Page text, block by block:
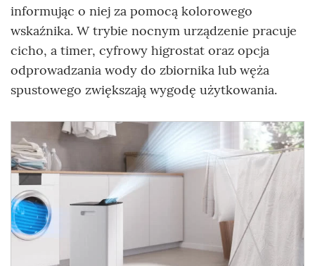
informując o niej za pomocą kolorowego
wskaźnika. W trybie nocnym urządzenie pracuje
cicho, a timer, cyfrowy higrostat oraz opcja
odprowadzania wody do zbiornika lub węża
spustowego zwiększają wygodę użytkowania.